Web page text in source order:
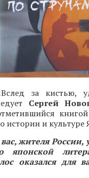
за кистью,
Сергей
истории и культуре
жителя России,
японской
оказался для